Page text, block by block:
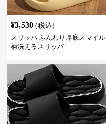
¥3,530 (税込)
スリッパ ふんわり厚底スマイル
柄洗えるスリッパ